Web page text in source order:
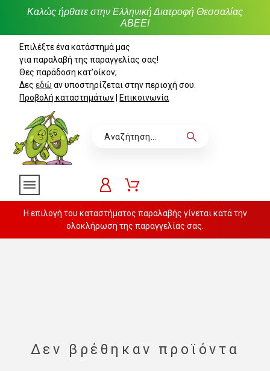
Καλώς ήρθατε στην Ελληνική Διατροφή Θεσσαλίας
ΑΒΕΕ!
Επιλέξτε ένα κατάστημά μας
για παραλαβή της παραγγελίας σας!
Θες παράδοση κατ'οίκον;
Δεςεδώ αν υποστηρίζεται στην περιοχή σου.
Προβολή καταστημάτων
Επικοινωνία
Η επιλογή του καταστήματος παραλαβής γίνεται κατά την
ολοκλήρωση της παραγγελίας σας.
Δεν βρέθηκαν προϊόντα